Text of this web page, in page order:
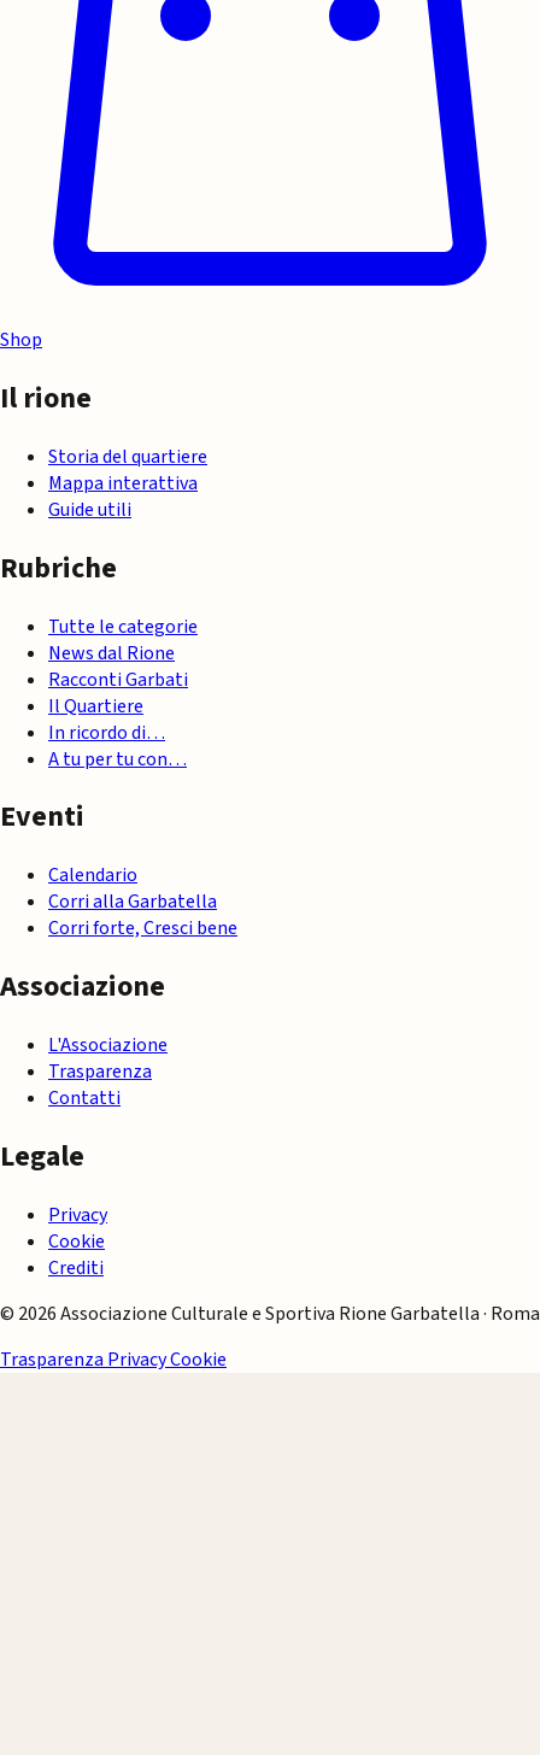
Shop
Il rione
Storia del quartiere
Mappa interattiva
Guide utili
Rubriche
Tutte le categorie
News dal Rione
Racconti Garbati
Il Quartiere
In ricordo di…
A tu per tu con…
Eventi
Calendario
Corri alla Garbatella
Corri forte, Cresci bene
Associazione
L'Associazione
Trasparenza
Contatti
Legale
Privacy
Cookie
Crediti
© 2026 Associazione Culturale e Sportiva Rione Garbatella · Roma
Trasparenza PrivacyCookie